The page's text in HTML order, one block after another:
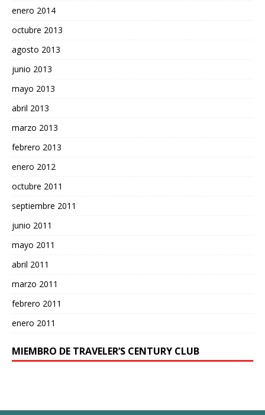
enero 2014
octubre 2013
agosto 2013
junio 2013
mayo 2013
abril 2013
marzo 2013
febrero 2013
enero 2012
octubre 2011
septiembre 2011
junio 2011
mayo 2011
abril 2011
marzo 2011
febrero 2011
enero 2011
MIEMBRO DE TRAVELER’S CENTURY CLUB